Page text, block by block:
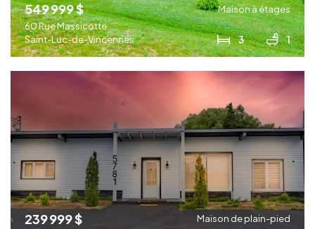
549 999 $
Maison à étages
60 Rue Massicotte
Saint-Luc-de-Vincennes
3 1
239 999 $
Maison de plain-pied